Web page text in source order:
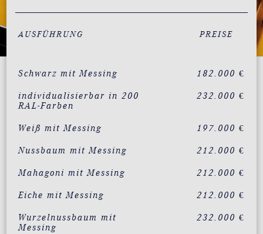
AUSFÜHRUNG PREISE
Schwarz mit Messing 182.000 €
individualisierbar in 200
RAL-Farben
232.000 €
Weiß mit Messing 197.000 €
Nussbaum mit Messing 212.000 €
Mahagoni mit Messing 212.000 €
Eiche mit Messing 212.000 €
Wurzelnussbaum mit
Messing
232.000 €